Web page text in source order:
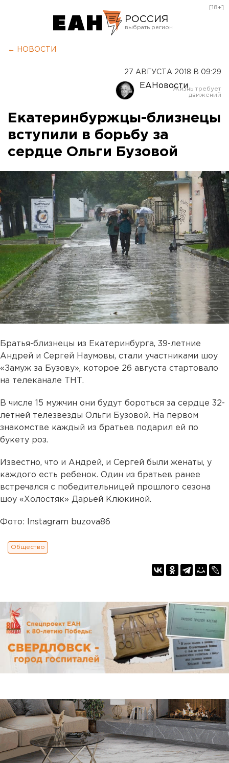
РОССИЯ
Оренбург
[18+]
← НОВОСТИ
27 АВГУСТА 2018 В 09:29
ЕАНовости
Екатеринбуржцы-близнецы
вступили в борьбу за
сердце Ольги Бузовой
Братья-близнецы из Екатеринбурга, 39-летние
Андрей и Сергей Наумовы, стали участниками шоу
«Замуж за Бузову», которое 26 августа стартовало
на телеканале ТНТ.
В числе 15 мужчин они будут бороться за сердце 32-
летней телезвезды Ольги Бузовой. На первом
знакомстве каждый из братьев подарил ей по
букету роз.
Известно, что и Андрей, и Сергей были женаты, у
каждого есть ребенок. Один из братьев ранее
встречался с победительницей прошлого сезона
шоу «Холостяк» Дарьей Клюкиной.
Фото: Instagram buzova86
Общество